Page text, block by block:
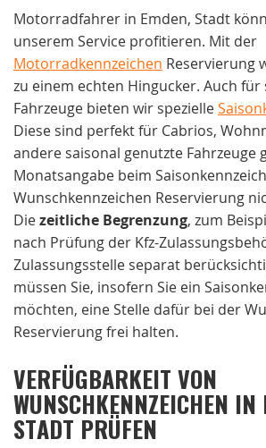
Motorradfahrer in Emden, Stadt
unserem Service profitieren. Mit der
Motorradkennzeichen Reservierung
zu einem echten Hingucker. Auch für
Fahrzeuge bieten wir spezielle
Diese sind perfekt für Cabrios,
andere saisonal genutzte Fahrzeuge
Monatsangabe beim
Wunschkennzeichen Reservierung
Diezeitliche Begrenzung, zum
nach Prüfung der Kfz-
Zulassungsstelle separat
müssen Sie, insofern Sie ein
möchten, eine Stelle dafür bei der
Reservierung frei halten.
VERFÜGBARKEIT VON
WUNSCHKENNZEICHEN IN
STADT PRÜFEN